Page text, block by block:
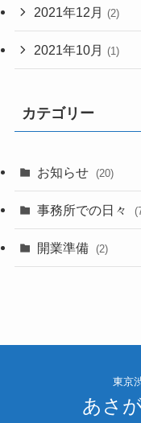
2021年12月 (2)
2021年10月 (1)
カテゴリー
お知らせ (20)
事務所での日々
開業準備 (2)
東京
あさ